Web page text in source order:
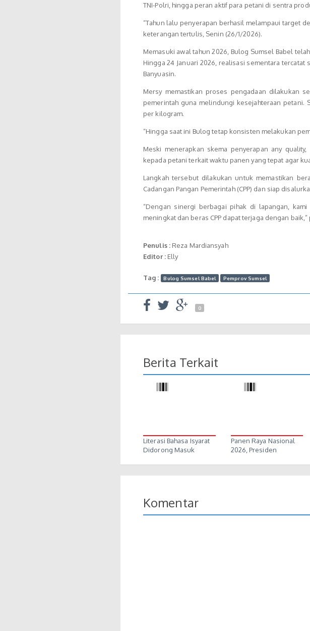
TNI-Polri, hingga peran aktif para petani di sentra
“Tahun lalu penyerapan berhasil melampaui target
keterangan tertulis, Senin (26/1/2026).
Memasuki awal tahun 2026, Bulog Sumsel Babel
Hingga 24 Januari 2026, realisasi sementara tercatat
Banyuasin.
Mersy memastikan proses pengadaan dilakukan
pemerintah guna melindungi kesejahteraan petani.
per kilogram.
“Hingga saat ini Bulog tetap konsisten melakukan
Meski menerapkan skema penyerapan any
kepada petani terkait waktu panen yang tepat agar
Langkah tersebut dilakukan untuk memastikan
Cadangan Pangan Pemerintah (CPP) dan siap
“Dengan sinergi berbagai pihak di lapangan,
meningkat dan beras CPP dapat terjaga dengan
Penulis :Reza Mardiansyah
Editor :Elly
Tag : Bulog Sumsel Babel Pemprov Sumsel
0
Berita Terkait
Literasi Bahasa Isyarat
Didorong Masuk
Panen Raya Nasional
2026, Presiden
Komentar